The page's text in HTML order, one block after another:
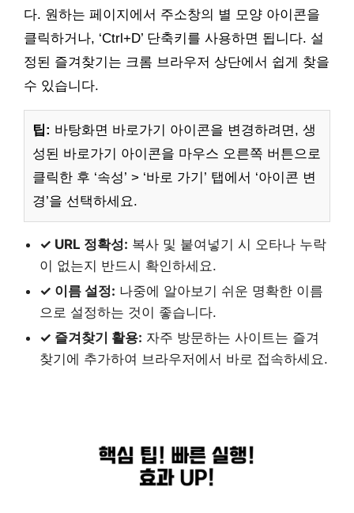
다. 원하는 페이지에서 주소창의 별 모양 아이콘을
클릭하거나, ‘Ctrl+D’ 단축키를 사용하면 됩니다. 설
정된 즐겨찾기는 크롬 브라우저 상단에서 쉽게 찾을
수 있습니다.
팁: 바탕화면 바로가기 아이콘을 변경하려면, 생
성된 바로가기 아이콘을 마우스 오른쪽 버튼으로
클릭한 후 ‘속성’ > ‘바로 가기’ 탭에서 ‘아이콘 변
경’을 선택하세요.
✓ URL 정확성: 복사 및 붙여넣기 시 오타나 누락
이 없는지 반드시 확인하세요.
✓ 이름 설정: 나중에 알아보기 쉬운 명확한 이름
으로 설정하는 것이 좋습니다.
✓ 즐겨찾기 활용: 자주 방문하는 사이트는 즐겨
찾기에 추가하여 브라우저에서 바로 접속하세요.